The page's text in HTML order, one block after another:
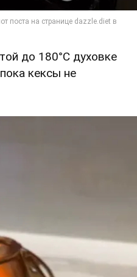
до 180°C духовке
кексы не